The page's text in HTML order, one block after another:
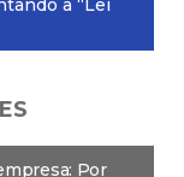
a “Lei
Por